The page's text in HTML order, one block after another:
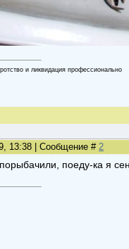
и ликвидация профессионально
13:38 | Сообщение # 2
порыбачили, поеду-ка я